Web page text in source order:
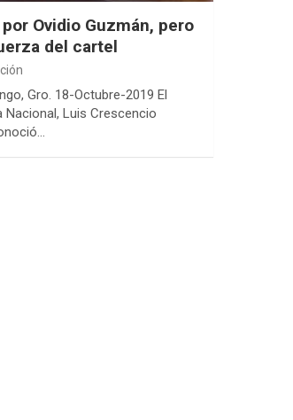
Ovidio Guzmán, pero
del cartel
Gro. 18-Octubre-2019 El
Luis Crescencio